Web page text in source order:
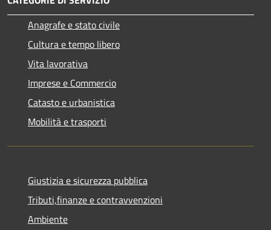
Anagrafe e stato civile
Cultura e tempo libero
Vita lavorativa
Imprese e Commercio
Catasto e urbanistica
Mobilità e trasporti
Giustizia e sicurezza pubblica
Tributi,finanze e contravvenzioni
Ambiente